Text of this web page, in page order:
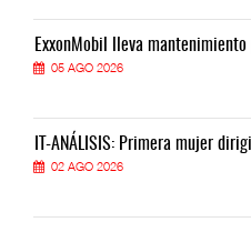
ExxonMobil lleva
05 AGO 2026
IT-ANÁLISIS: Primera mujer
02 AGO 2026